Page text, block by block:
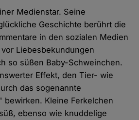
Medienstar. Seine
Geschichte berührt die
in den sozialen Medien
Liebesbekundungen
so süßen Baby-Schweinchen.
Effekt, den Tier- wie
das sogenannte
bewirken. Kleine Ferkelchen
ebenso wie knuddelige